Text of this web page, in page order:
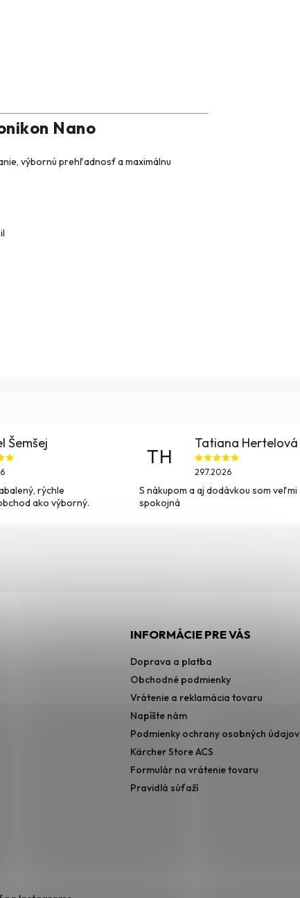
Nano
výbornú prehľadnosť a maximálnu
Šemšej
rýchle
ako výborný.
TH
Tatiana Hertelová
29.7.2026
S nákupom a aj dodávkou som veľmi
spokojná
INFORMÁCIE PRE VÁS
Doprava a platba
Obchodné podmienky
Vrátenie a reklamácia tovaru
Napíšte nám
Podmienky ochrany osobných údajov
Kärcher Store ACS
Formulár na vrátenie tovaru
Pravidlá súťaží